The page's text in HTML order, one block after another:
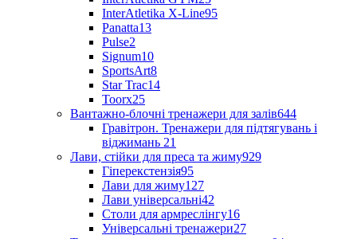
InterAtletika X-Line95
Panatta13
Pulse2
Signum10
SportsArt8
Star Trac14
Toorx25
Вантажно-блочні тренажери для залів644
Гравітрон. Тренажери для підтягувань і
віджимань 21
Лави, стійки для преса та жиму929
Гіперекстензія95
Лави для жиму127
Лави універсальні42
Столи для армреслінгу16
Універсальні тренажери27